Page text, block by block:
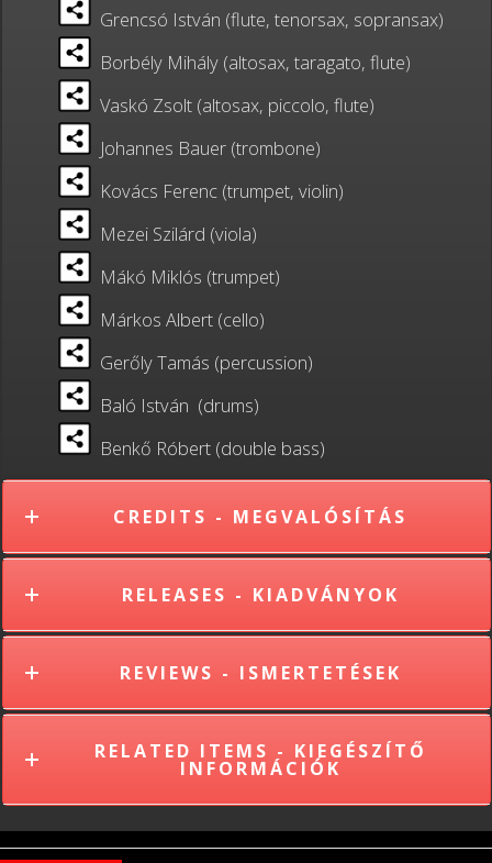
Grencsó István (flute, tenorsax, sopransax)
Borbély Mihály (altosax, taragato, flute)
Vaskó Zsolt (altosax, piccolo, flute)
Johannes Bauer (trombone)
Kovács Ferenc (trumpet, violin)
Mezei Szilárd (viola)
Mákó Miklós (trumpet)
Márkos Albert (cello)
Gerőly Tamás (percussion)
Baló István (drums)
Benkő Róbert (double bass)
CREDITS - MEGVALÓSÍTÁS
RELEASES - KIADVÁNYOK
REVIEWS - ISMERTETÉSEK
RELATED ITEMS - KIEGÉSZÍTŐ
INFORMÁCIÓK